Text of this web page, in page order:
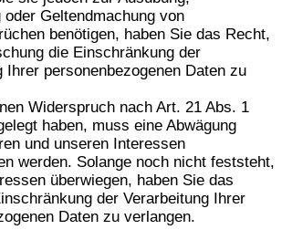
oder Geltendmachung von
benötigen, haben Sie das Recht,
die Einschränkung der
Ihrer personenbezogenen Daten zu
Widerspruch nach Art. 21 Abs. 1
haben, muss eine Abwägung
und unseren Interessen
werden. Solange noch nicht feststeht,
überwiegen, haben Sie das
der Verarbeitung Ihrer
Daten zu verlangen.